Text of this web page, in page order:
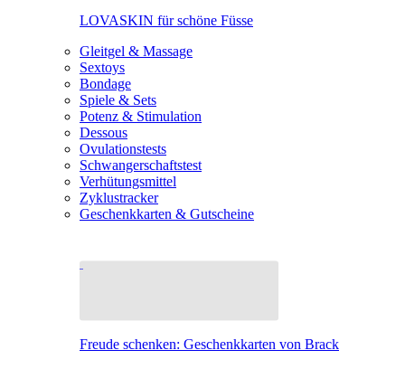
LOVASKIN für schöne Füsse
Gleitgel & Massage
Sextoys
Bondage
Spiele & Sets
Potenz & Stimulation
Dessous
Ovulationstests
Schwangerschaftstest
Verhütungsmittel
Zyklustracker
Geschenkkarten & Gutscheine
Freude schenken: Geschenkkarten von Brack